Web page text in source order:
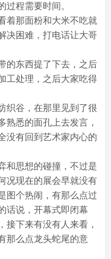
过程需要时间。
着那面粉和大米不吃就
决困难，打电话让大哥
的东西提了下去，之后
工处理，之后大家吃得
织谷，在那里见到了很
熟悉的面孔上去发言，
没有回到艺术家内心的
和思想的碰撞，不过是
况现在的展会早就没有
图个热闹，有那么点过
话说，开幕式即闭幕
接下来有没有人来看，
那么点龙头蛇尾的意